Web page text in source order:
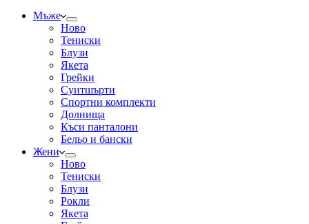
Мъже
Ново
Тениски
Блузи
Якета
Грейки
Суитшърти
Спортни комплекти
Долнища
Къси панталони
Бельо и бански
Жени
Ново
Тениски
Блузи
Рокли
Якета